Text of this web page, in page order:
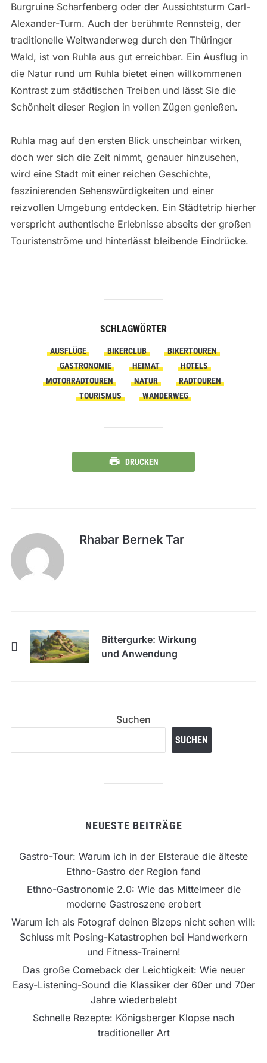
Burgruine Scharfenberg oder der Aussichtsturm Carl-
Alexander-Turm. Auch der berühmte Rennsteig, der
traditionelle Weitwanderweg durch den Thüringer
Wald, ist von Ruhla aus gut erreichbar. Ein Ausflug in
die Natur rund um Ruhla bietet einen willkommenen
Kontrast zum städtischen Treiben und lässt Sie die
Schönheit dieser Region in vollen Zügen genießen.
Ruhla mag auf den ersten Blick unscheinbar wirken,
doch wer sich die Zeit nimmt, genauer hinzusehen,
wird eine Stadt mit einer reichen Geschichte,
faszinierenden Sehenswürdigkeiten und einer
reizvollen Umgebung entdecken. Ein Städtetrip hierher
verspricht authentische Erlebnisse abseits der großen
Touristenströme und hinterlässt bleibende Eindrücke.
SCHLAGWÖRTER
AUSFLÜGE BIKERCLUB
BIKERTOUREN
GASTRONOMIE
HEIMAT
HOTELS
MOTORRADTOUREN
NATUR
RADTOUREN
TOURISMUS
WANDERWEG
DRUCKEN
Rhabar Bernek Tar
Bittergurke: Wirkung
und Anwendung
Suchen
SUCHEN
NEUESTE BEITRÄGE
Gastro-Tour: Warum ich in der Elsteraue die älteste
Ethno-Gastro der Region fand
Ethno-Gastronomie 2.0: Wie das Mittelmeer die
moderne Gastroszene erobert
Warum ich als Fotograf deinen Bizeps nicht sehen will:
Schluss mit Posing-Katastrophen bei Handwerkern
und Fitness-Trainern!
Das große Comeback der Leichtigkeit: Wie neuer
Easy-Listening-Sound die Klassiker der 60er und 70er
Jahre wiederbelebt
Schnelle Rezepte: Königsberger Klopse nach
traditioneller Art